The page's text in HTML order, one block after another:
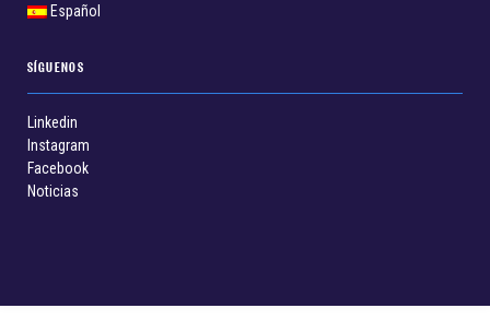
Español
SÍGUENOS
Linkedin
Instagram
Facebook
Noticias